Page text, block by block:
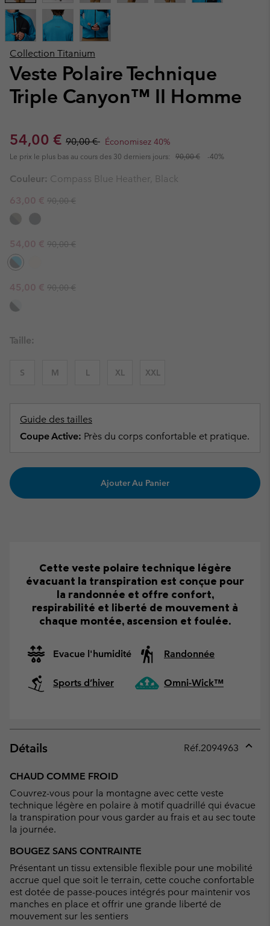
Collection Titanium
Veste Polaire Technique
Triple Canyon™ II Homme
Sale price:
54,00 € Regular price:
90,00 € Économisez 40%
Le prix le plus bas au cours des 30 derniers jours: 90,00 € -40%
Couleur: Compass Blue Heather, Black
Sale price:
63,00 € Regular price:
90,00 €
Sale price:
54,00 € Regular price:
90,00 €
Sale price:
45,00 € Regular price:
90,00 €
Taille:
S M L XL XXL
Guide des tailles
Coupe Active: Près du corps confortable et pratique.
Ajouter Au Panier
Cette veste polaire technique légère
évacuant la transpiration est conçue pour
la randonnée et offre confort,
respirabilité et liberté de mouvement à
chaque montée, ascension et foulée.
Evacue l'humidité Randonnée
Sports d’hiver Omni-Wick™
Détails Réf.2094963
CHAUD COMME FROID
Couvrez-vous pour la montagne avec cette veste
technique légère en polaire à motif quadrillé qui évacue
la transpiration pour vous garder au frais et au sec toute
la journée.
BOUGEZ SANS CONTRAINTE
Présentant un tissu extensible flexible pour une mobilité
accrue quel que soit le terrain, cette couche confortable
est dotée de passe-pouces intégrés pour maintenir vos
manches en place et offrir une grande liberté de
mouvement sur les sentiers